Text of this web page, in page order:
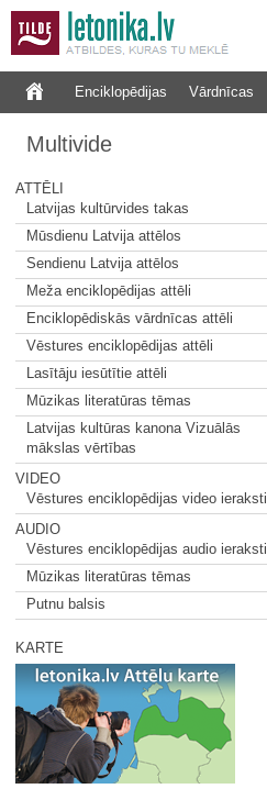
Enciklopēdijas Vārdnīcas
Multivide
ATTĒLI
Latvijas kultūrvides takas
Mūsdienu Latvija attēlos
Sendienu Latvija attēlos
Meža enciklopēdijas attēli
Enciklopēdiskās vārdnīcas attēli
Vēstures enciklopēdijas attēli
Lasītāju iesūtītie attēli
Mūzikas literatūras tēmas
Latvijas kultūras kanona Vizuālās
mākslas vērtības
VIDEO
Vēstures enciklopēdijas video ieraksti
AUDIO
Vēstures enciklopēdijas audio ieraksti
Mūzikas literatūras tēmas
Putnu balsis
KARTE